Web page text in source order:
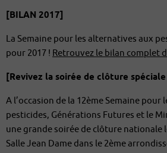
[BILAN 2017]
La Semaine pour les alternatives aux
pour 2017 ! Retrouvez le bilan complet
[Revivez la soirée de clôture
A l’occasion de la 12ème Semaine pour
pesticides, Générations Futures et le
une grande soirée de clôture nationale
Salle Jean Dame dans le 2ème